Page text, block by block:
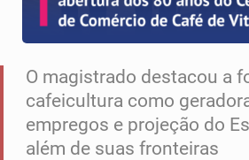
O magistrado destacou a
cafeicultura como
empregos e projeção do
além de suas fronteiras